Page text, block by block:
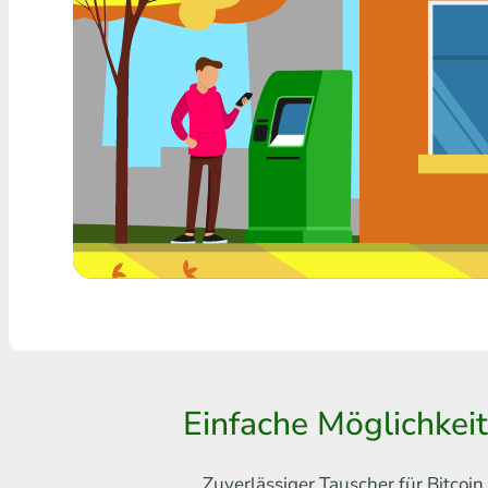
Jede Bank THB
Visa/MasterCard MDL
Visa/MasterCard AMD
Visa/MasterCard TRY
Bitcoin
Ethereum
Einfache